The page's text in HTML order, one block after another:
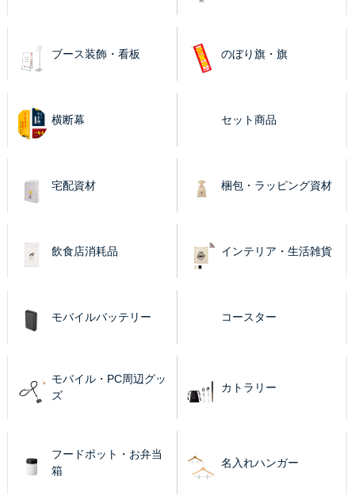
ブース装飾・看板 のぼり旗・旗
横断幕 セット商品
宅配資材 梱包・ラッピング資材
飲食店消耗品 インテリア・生活雑貨
モバイルバッテリー コースター
モバイル・PC周辺グッ
ズ
カトラリー
フードポット・お弁当
箱
名入れハンガー